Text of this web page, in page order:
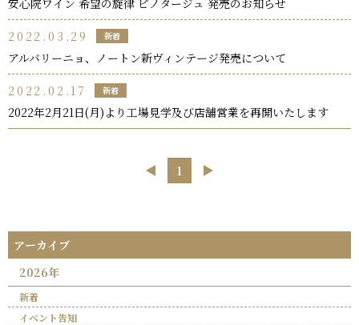
安心院ワイン 希望の旋律 ピノタージュ 発売のお知らせ
2022.03.29 新着
アルバリーニョ、ノートン新ヴィンテージ発売について
2022.02.17 新着
2022年2月21日(月)より工場見学及び店舗営業を再開いたします
⟨ 1 ⟩
アーカイブ
2026年
新着
イベント告知